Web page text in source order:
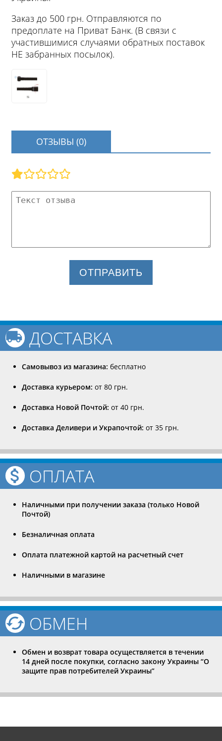
Заказ до 500 грн. Отправляются по
предоплате на Приват Банк. (В связи с
участившимися случаями обратных поставок
НЕ забранных посылок).
ОТЗЫВЫ (0)
ОТПРАВИТЬ
ДОСТАВКА
Самовывоз из магазина: бесплатно
Доставка курьером: от 80 грн.
Доставка Новой Почтой: от 40 грн.
Доставка Деливери и Украпочтой: от 35 грн.
ОПЛАТА
Наличными при получении заказа (только Новой
Почтой)
Безналичная оплата
Оплата платежной картой на расчетный счет
Наличными в магазине
ОБМЕН
Обмен и возврат товара осуществляется в течении
14 дней после покупки, согласно закону Украины “О
защите прав потребителей Украины”